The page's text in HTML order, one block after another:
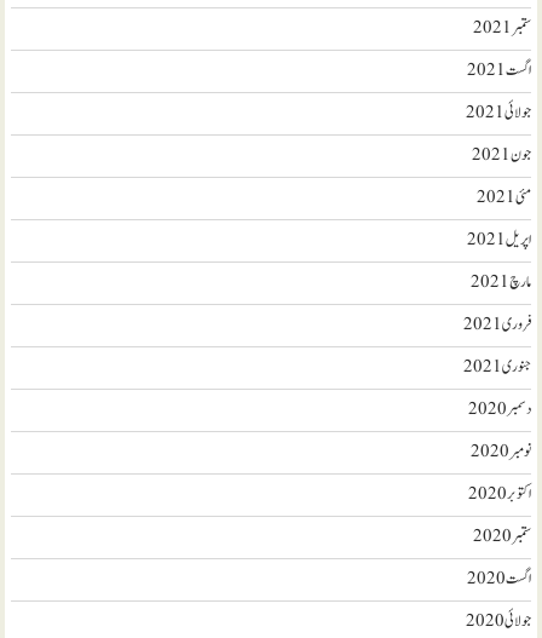
ستمبر 2021
اگست 2021
جولائی 2021
جون 2021
مئی 2021
اپریل 2021
مارچ 2021
فروری 2021
جنوری 2021
دسمبر 2020
نومبر 2020
اکتوبر 2020
ستمبر 2020
اگست 2020
جولائی 2020